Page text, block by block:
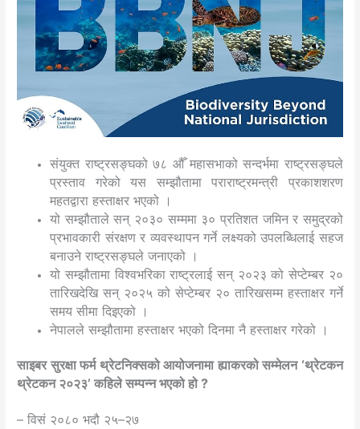
संयुक्त राष्ट्रसङ्घको ७८ औँ महासभाको सन्दर्भमा राष्ट्रसङ्घले
प्रस्ताव गरेको यस सम्झौतामा पराराष्ट्रमन्त्री प्रकाशशरण
महतद्वारा हस्ताक्षर भएको ।
यो सम्झौताले सन् २०३० सम्ममा ३० प्रतिशत जमिन र समुद्रको
प्रभावकारी संरक्षण र व्यवस्थापन गर्ने लक्ष्यको उपलब्धिलाई सहज
बनाउने राष्ट्रसङ्घले जनाएको ।
यो सम्झौतामा विश्वभरिका राष्ट्रलाई सन् २०२३ को सेप्टेम्बर २०
तारिखदेखि सन् २०२५ को सेप्टेम्बर २० तारिखसम्म हस्ताक्षर गर्ने
समय सीमा दिइएको ।
नेपालले सम्झौतामा हस्ताक्षर भएको दिनमा नै हस्ताक्षर गरेको ।
साइबर सुरक्षा फर्म थ्रेटनिक्सको आयोजनामा ह्याकरको सम्मेलन ‘थ्रेटकन
थ्रेटकन २०२३’ कहिले सम्पन्न भएको हो ?
– विसं २०८० भदौ २५–२७